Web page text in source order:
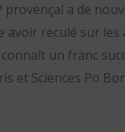
provençal a de
avoir reculé sur
un franc
et Sciences Po